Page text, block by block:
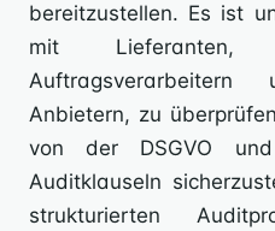
bereitzustellen. Es ist
mit Lieferanten,
Anbietern, zu
von der DSGVO und
Auditklauseln
strukturierten